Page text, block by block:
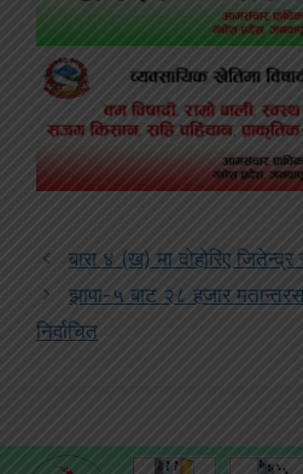
बारा ४ (ख) मा दोहोरिए
झापा-५ बाट २८ हजार
निर्वाचित